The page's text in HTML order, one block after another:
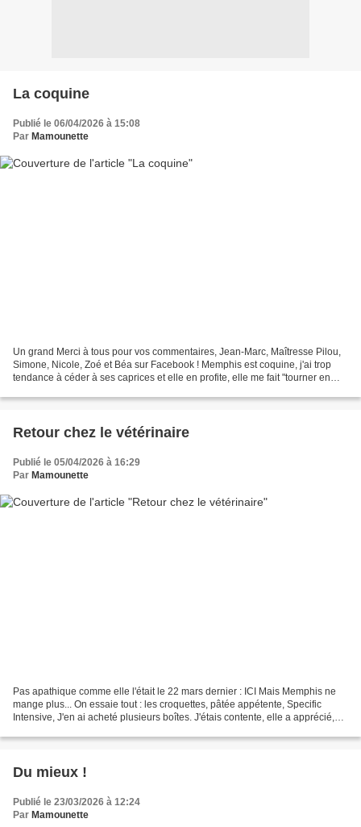
La coquine
Publié le 06/04/2026 à 15:08
Par Mamounette
Un grand Merci à tous pour vos commentaires, Jean-Marc, Maîtresse Pilou,
Simone, Nicole, Zoé et Béa sur Facebook ! Memphis est coquine, j'ai trop
tendance à céder à ses caprices et elle en profite, elle me fait "tourner en
Retour chez le vétérinaire
Publié le 05/04/2026 à 16:29
Par Mamounette
Pas apathique comme elle l'était le 22 mars dernier : ICI Mais Memphis ne
mange plus... On essaie tout : les croquettes, pâtée appétente, Specific
Intensive, J'en ai acheté plusieurs boîtes. J'étais contente, elle a apprécié,
Du mieux !
Publié le 23/03/2026 à 12:24
Par Mamounette